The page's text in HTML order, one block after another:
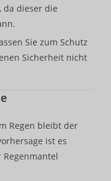
da dieser die
Sie zum Schutz
Sicherheit nicht
Regen bleibt der
ist es
Regenmantel